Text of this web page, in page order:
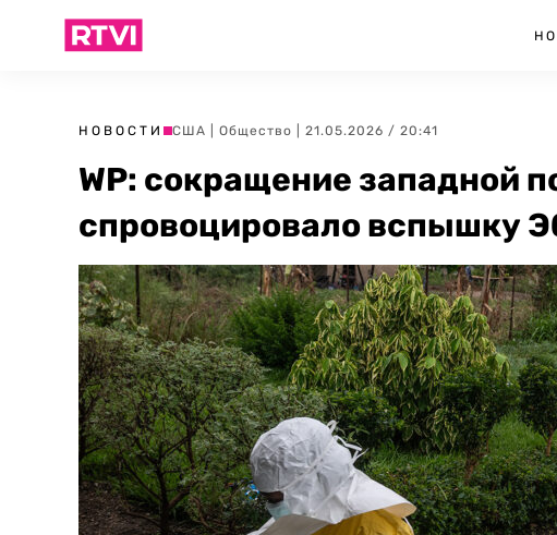
НОВОСТИ США Общество | 21.05.2026 / 20:41
WP: сокращение западной
спровоцировало вспышку